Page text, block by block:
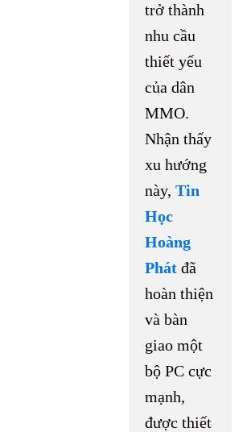
trở thành
nhu cầu
thiết yếu
của dân
MMO.
Nhận thấy
xu hướng
này, Tin
Học
Hoàng
Phát đã
hoàn thiện
và bàn
giao một
bộ PC cực
mạnh,
được thiết